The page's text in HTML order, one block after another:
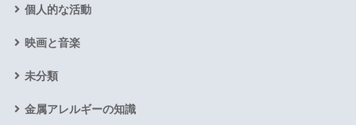
個人的な活動
映画と音楽
未分類
金属アレルギーの知識